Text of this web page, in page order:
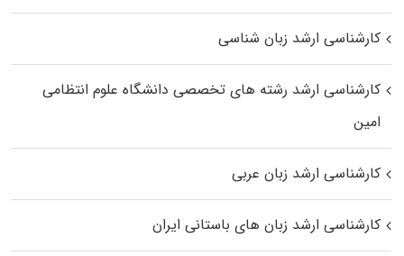
کارشناسی ارشد زبان شناسی
کارشناسی ارشد رﺷﺘﻪ ﻫﺎی تخصصی داﻧﺸﮕﺎه ﻋﻠﻮم انتظامی
اﻣﻴﻦ
کارشناسی ارشد زبان عربی
کارشناسی ارشد زبان‌ های باستانی ایران